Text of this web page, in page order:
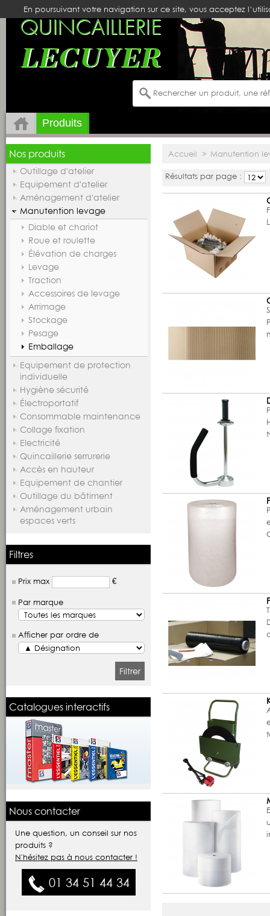
En poursuivant votre navigation sur ce site, vous acceptez
Produits
Accueil > Manutention
Résultats par page :
Nos produits
Outillage d'atelier
Equipement d'atelier
Aménagement d'atelier
Manutention levage
Diable et chariot
Roue et roulette
Élévation de charges
Levage
Traction
Accessoires de levage
Arrimage
Stockage
Pesage
Emballage
Equipement de protection
individuelle
Hygiène sécurité
Électroportatif
Consommable maintenance
Collage fixation
Electricité
Quincaillerie serrurerie
Accès en hauteur
Equipement de chantier
Outillage du bâtiment
Aménagement urbain
espaces verts
Filtres
Prix max €
Par marque
Afficher par ordre de
Filtrer
Catalogues interactifs
Nous contacter
Une question, un conseil sur nos
produits ?
N'hésitez pas à nous contacter !
01 34 51 44 34